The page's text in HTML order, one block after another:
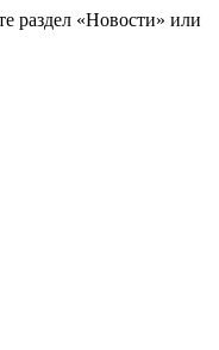
раздел «Новости» или